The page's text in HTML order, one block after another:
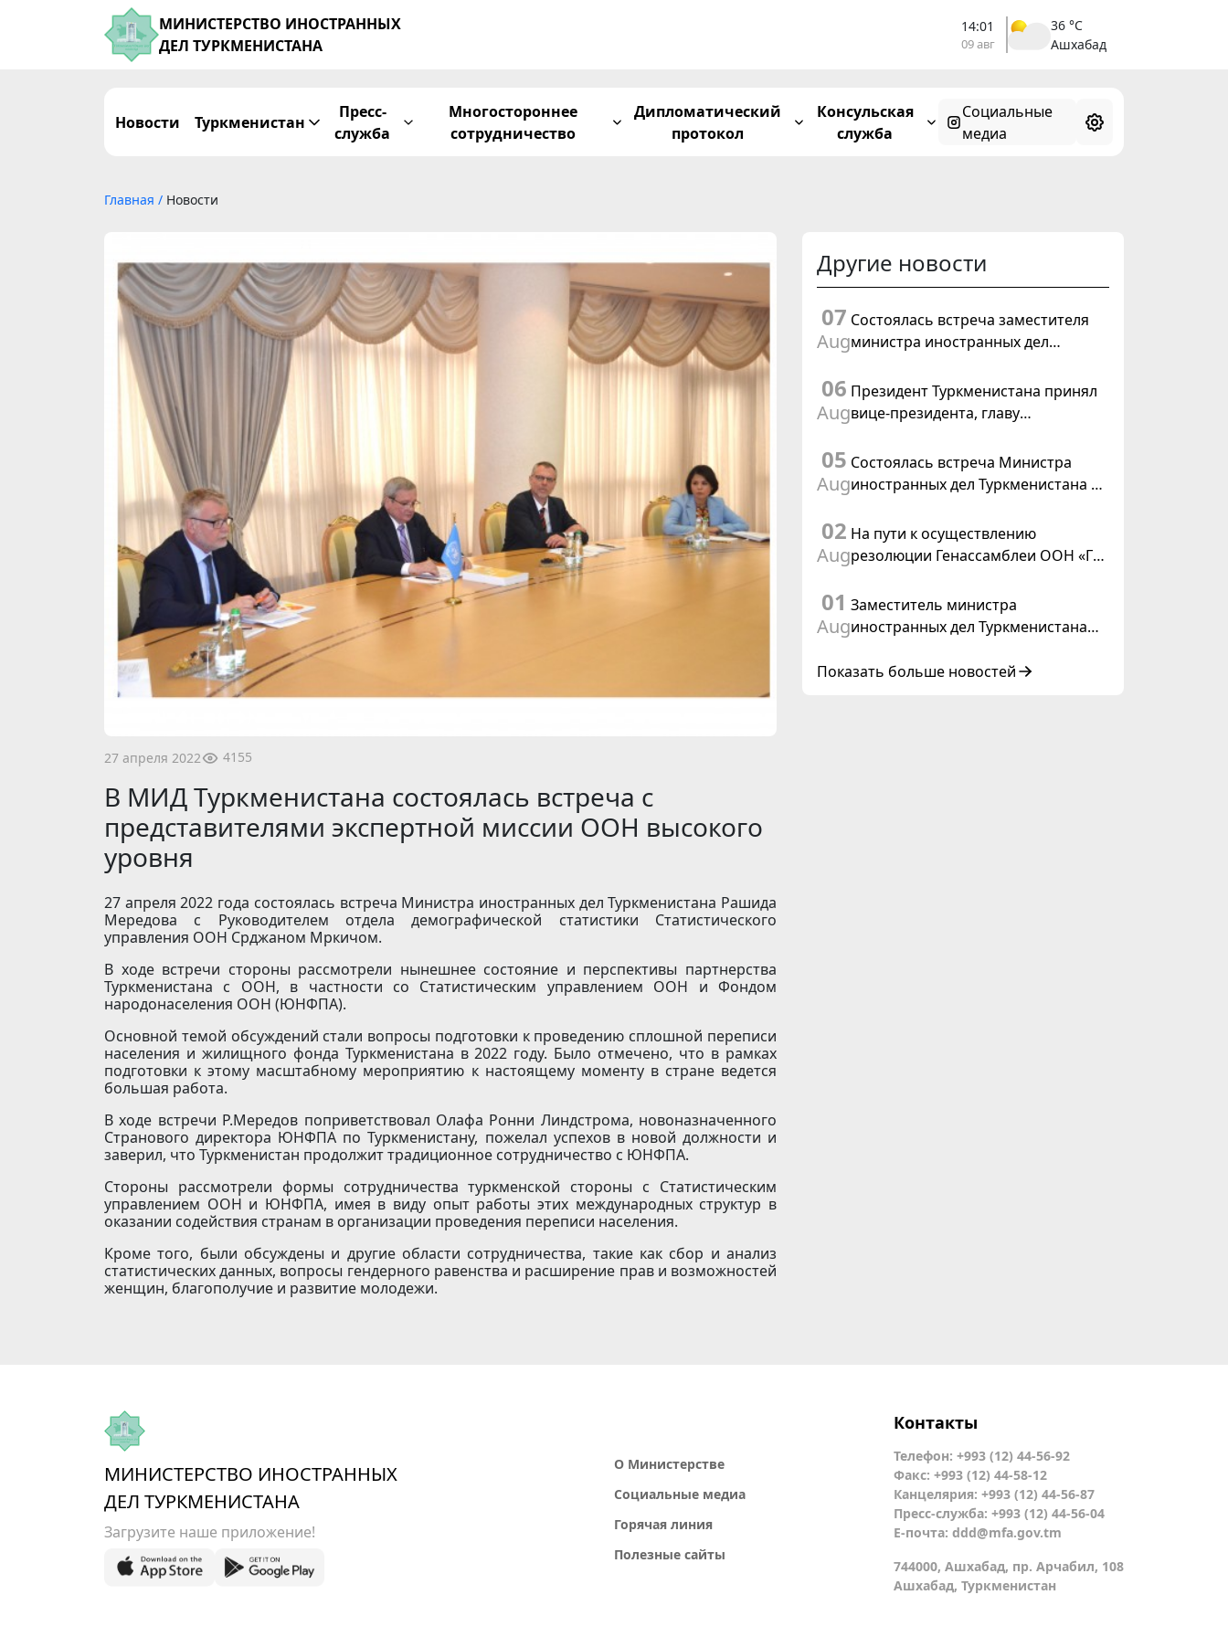
МИНИСТЕРСТВО ИНОСТРАННЫХ
ДЕЛ ТУРКМЕНИСТАНА
14:01
09 авг
36 °C
Ашхабад
Новости Туркменистан
Пресс-
служба
Многостороннее
сотрудничество
Дипломатический
протокол
Консульская
служба
Социальные
медиа
Главная / Новости
27 апреля 2022 4155
В МИД Туркменистана состоялась встреча с
представителями экспертной миссии ООН высокого
уровня
27 апреля 2022 года состоялась встреча Министра иностранных дел Туркменистана Рашида
Мередова с Руководителем отдела демографической статистики Статистического
управления ООН Срджаном Мркичом.
В ходе встречи стороны рассмотрели нынешнее состояние и перспективы партнерства
Туркменистана с ООН, в частности со Статистическим управлением ООН и Фондом
народонаселения ООН (ЮНФПА).
Основной темой обсуждений стали вопросы подготовки к проведению сплошной переписи
населения и жилищного фонда Туркменистана в 2022 году. Было отмечено, что в рамках
подготовки к этому масштабному мероприятию к настоящему моменту в стране ведется
большая работа.
В ходе встречи Р.Мередов поприветствовал Олафа Ронни Линдстрома, новоназначенного
Странового директора ЮНФПА по Туркменистану, пожелал успехов в новой должности и
заверил, что Туркменистан продолжит традиционное сотрудничество с ЮНФПА.
Стороны рассмотрели формы сотрудничества туркменской стороны с Статистическим
управлением ООН и ЮНФПА, имея в виду опыт работы этих международных структур в
оказании содействия странам в организации проведения переписи населения.
Кроме того, были обсуждены и другие области сотрудничества, такие как сбор и анализ
статистических данных, вопросы гендерного равенства и расширение прав и возможностей
женщин, благополучие и развитие молодежи.
Другие новости
07
Aug
Состоялась встреча заместителя
министра иностранных дел
поверенным в делах США в
Туркменистане
06
Aug
Президент Туркменистана принял
вице-президента, главу
иностранных дел Швейцарской
Конфедерации
05
Aug
Состоялась встреча Министра
иностранных дел Туркменистана с
02
Aug
На пути к осуществлению
резолюции Генассамблеи ООН «Год
инициированной Туркменистаном
01
Aug
Заместитель министра
иностранных дел Туркменистана
старших должностных лиц Форума
Показать больше новостей
МИНИСТЕРСТВО ИНОСТРАННЫХ
ДЕЛ ТУРКМЕНИСТАНА
Загрузите наше приложение!
О Министерстве
Социальные медиа
Горячая линия
Полезные сайты
Контакты
Телефон: +993 (12) 44-56-92
Факс: +993 (12) 44-58-12
Канцелярия: +993 (12) 44-56-87
Пресс-служба: +993 (12) 44-56-04
Е-почта: ddd@mfa.gov.tm
744000, Ашхабад, пр. Арчабил, 108
Ашхабад, Туркменистан